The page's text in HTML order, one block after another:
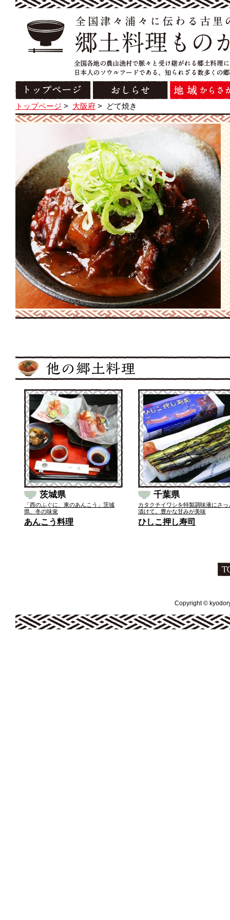
トップページ > 大阪府 > どて焼き
茨城県
「西のふぐに、東のあんこう」茨城
県、冬の味覚
あんこう料理
千葉県
カタクチイワシを特製調味液にさっ
漬けて。豊かな甘みが美味
ひしこ押し寿司
Copyright ©